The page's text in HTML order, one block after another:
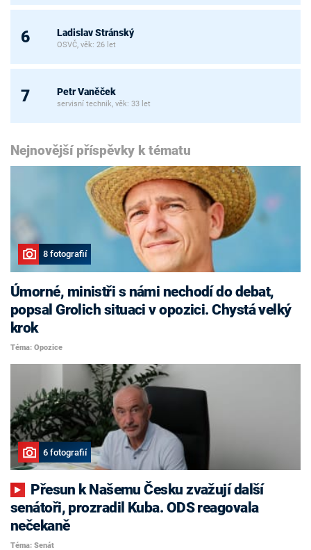
6 Ladislav Stránský
OSVČ, věk: 26 let
7 Petr Vaněček
servisní technik, věk: 33 let
Nejnovější příspěvky k tématu
8 fotografií
Úmorné, ministři s námi nechodí do debat,
popsal Grolich situaci v opozici. Chystá velký
krok
Téma: Opozice
6 fotografií
senátoři, prozradil Kuba. ODS reagovala
nečekaně
Téma: Senát